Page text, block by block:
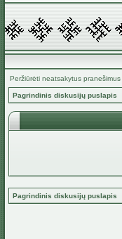
Peržiūrėti neatsakytus pranešimus
Pagrindinis diskusijų puslapis
Pagrindinis diskusijų puslapis